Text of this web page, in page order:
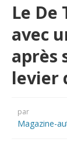
Le De
avec
après
levier
par
Magazine-